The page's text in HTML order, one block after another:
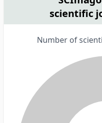
scientific
Number of